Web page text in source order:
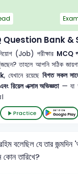
Question Bank &
(Job) পরীক্ষার MCQ
তাহলে আপনি সঠিক
, যেখানে রয়েছে বিগত সকল
রিয়েল এক্সাম অভিজ্ঞতা— যা
Practice
বলেছিল যে তার
কোন তারিখে?